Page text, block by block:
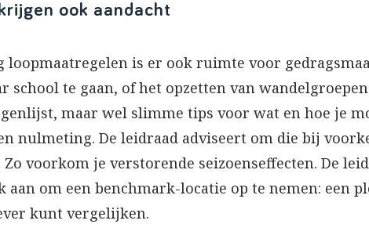
ook aandacht
loopmaatregelen is er ook ruimte voor
school te gaan, of het opzetten van
maar wel slimme tips voor wat en hoe je
nulmeting. De leidraad adviseert om die bij
voorkom je verstorende seizoenseffecten. De
om een benchmark-locatie op te nemen: een
kunt vergelijken.